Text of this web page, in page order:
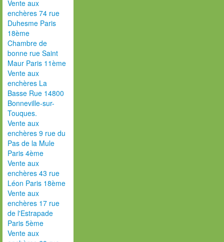
Vente aux
enchères 74 rue
Duhesme Paris
18ème
Chambre de
bonne rue Saint
Maur Paris 11ème
Vente aux
enchères La
Basse Rue 14800
Bonneville-sur-
Touques.
Vente aux
enchères 9 rue du
Pas de la Mule
Paris 4ème
Vente aux
enchères 43 rue
Léon Paris 18ème
Vente aux
enchères 17 rue
de l'Estrapade
Paris 5ème
Vente aux